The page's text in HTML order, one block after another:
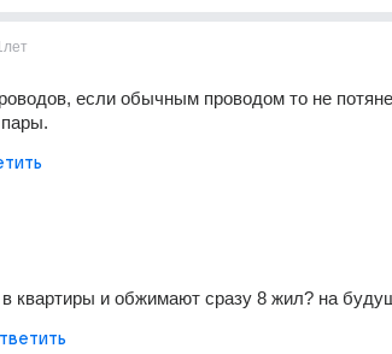
если обычным проводом то не
в квартиры и обжимают сразу 8 жил? на